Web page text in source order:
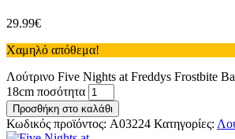
29.99€
Χαμηλό απόθεμα!
Λούτρινο Five Nights at Freddys Frostbite
18cm ποσότητα
Προσθήκη στο καλάθι
Κωδικός προϊόντος: A03224 Κατηγορίες: